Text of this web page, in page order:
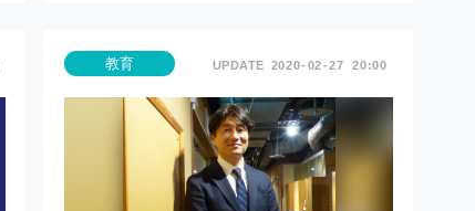
教育 2020 02 27 20:00